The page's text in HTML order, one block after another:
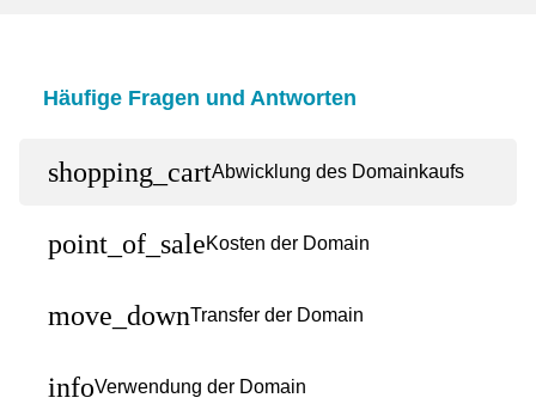
Häufige Fragen und Antworten
shopping_cartAbwicklung des Domainkaufs
point_of_saleKosten der Domain
move_downTransfer der Domain
infoVerwendung der Domain